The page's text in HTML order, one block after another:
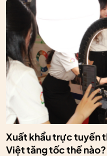
Xuất khẩu trực tuyến
Việt tăng tốc thế nào?